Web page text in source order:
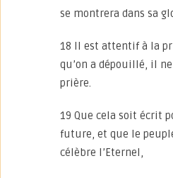
se montrera dans sa
18 Il est attentif à la
qu’on a dépouillé, il
prière.
19 Que cela soit écrit
future, et que le
célèbre l’Eternel,